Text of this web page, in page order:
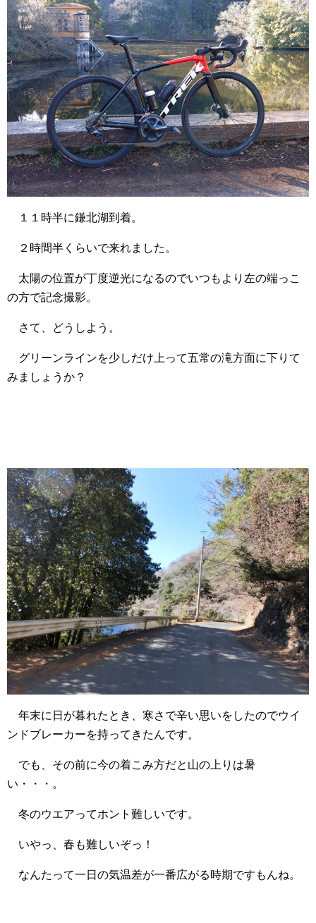
１１時半に鎌北湖到着。
２時間半くらいで来れました。
太陽の位置が丁度逆光になるのでいつもより左の端っこ
の方で記念撮影。
さて、どうしよう。
グリーンラインを少しだけ上って五常の滝方面に下りて
みましょうか？
年末に日が暮れたとき、寒さで辛い思いをしたのでウイ
ンドブレーカーを持ってきたんです。
でも、その前に今の着こみ方だと山の上りは暑
い・・・。
冬のウエアってホント難しいです。
いやっ、春も難しいぞっ！
なんたって一日の気温差が一番広がる時期ですもんね。